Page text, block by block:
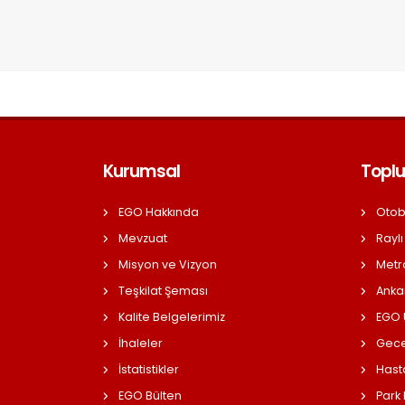
Kurumsal
EGO Hakkında
Mevzuat
Misyon ve Vizyon
Teşkilat Şeması
Kalite Belgelerimiz
İhaleler
İstatistikler
EGO Bülten
Park